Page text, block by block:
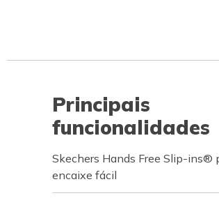
Principais
funcionalidades
Skechers Hands Free Slip-ins®
encaixe fácil